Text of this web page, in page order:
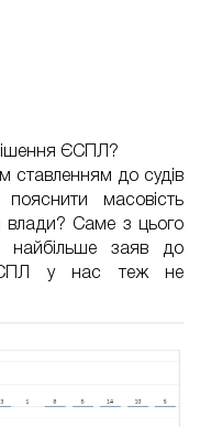
ЄСПЛ?
ставленням до судів
масовість
влади? Саме з цього
найбільше заяв до
у нас теж не